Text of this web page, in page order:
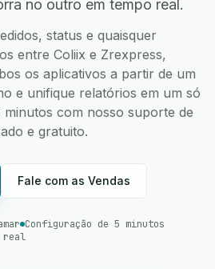
no outro em tempo real.
status e quaisquer
entre Coliix e Zrexpress,
os aplicativos a partir de um
e unifique relatórios em um só
minutos com nosso suporte de
e gratuito.
Fale com as Vendas
Configuração de 5 minutos
real